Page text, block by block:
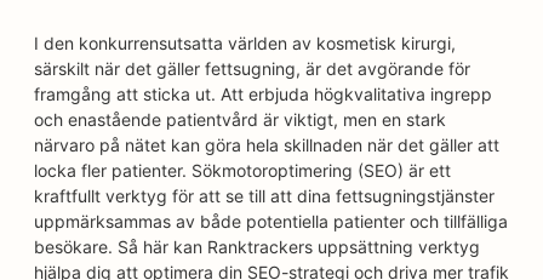
I den konkurrensutsatta världen av kosmetisk kirurgi,
särskilt när det gäller fettsugning, är det avgörande för
framgång att sticka ut. Att erbjuda högkvalitativa ingrepp
och enastående patientvård är viktigt, men en stark
närvaro på nätet kan göra hela skillnaden när det gäller att
locka fler patienter. Sökmotoroptimering (SEO) är ett
kraftfullt verktyg för att se till att dina fettsugningstjänster
uppmärksammas av både potentiella patienter och tillfälliga
besökare. Så här kan Ranktrackers uppsättning verktyg
hjälpa dig att optimera din SEO-strategi och driva mer trafik